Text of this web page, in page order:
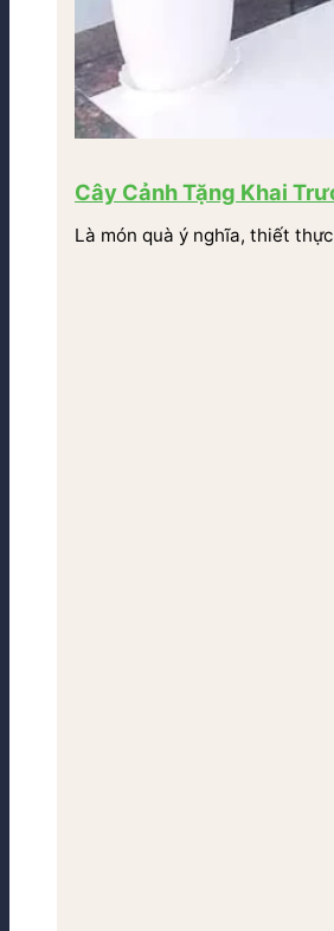
Cây Cảnh Tặng Khai
Là món quà ý nghĩa, thiết